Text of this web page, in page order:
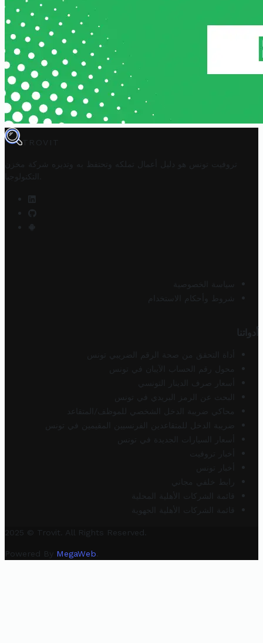
TROVIT
تروفيت تونس هو دليل أعمال تملكه وتحتفظ به وتديره
شركة مخزن
التكنولوجيا
سياسة الخصوصية
شروط وأحكام الاستخدام
أدواتنا
أداة التحقق من صحة الرقم الضريبي تونس
محول رقم الحساب الآيبان في تونس
أسعار صرف الدينار التونسي
البحث عن الرمز البريدي في تونس
محاكي ضريبة الدخل الشخصي للموظف/المتقاعد
ضريبة الدخل للمتقاعدين الفرنسيين المقيمين في تونس
أسعار السيارات الجديدة في تونس
أخبار تروفيت
أخبار تونس
رابط خلفي مجاني
قائمة الشركات الأهلية المحلية
قائمة الشركات الأهلية الجهوية
2025 © Trovit. All Rights Reserved.
Powered By MegaWeb